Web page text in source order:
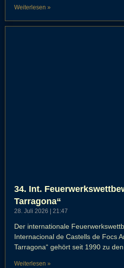
Weiterlesen »
34. Int.
Tarragona“
28. Juli 2026 21:47
Der internationale
Internacional de Castells de Focs
Tarragona“ gehört seit 1990 zu
Weiterlesen »